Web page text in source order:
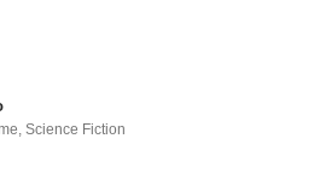
,Science Fiction